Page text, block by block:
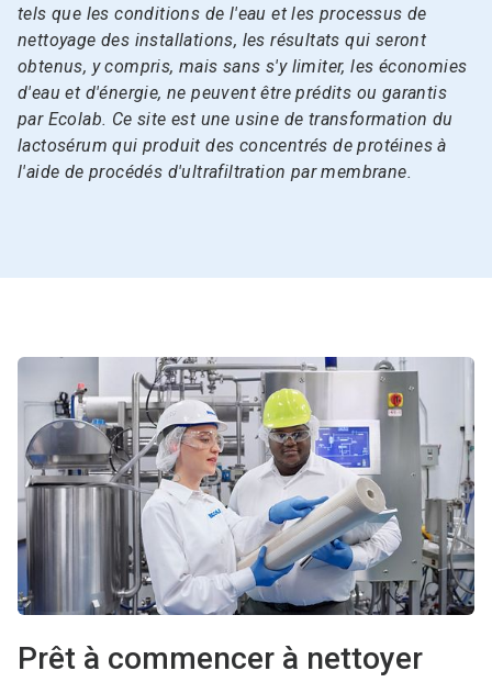
tels que les conditions de l'eau et les processus de
nettoyage des installations, les résultats qui seront
obtenus, y compris, mais sans s'y limiter, les économies
d'eau et d'énergie, ne peuvent être prédits ou garantis
par Ecolab.​​​​​​​ Ce site est une usine de transformation du
lactosérum qui produit des concentrés de protéines à
l'aide de procédés d'ultrafiltration par membrane.​​​​​​​
Prêt à commencer à nettoyer